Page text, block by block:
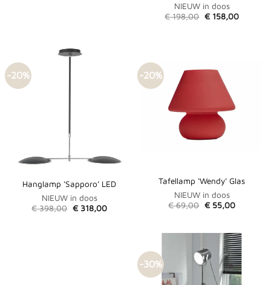
NIEUW in doos
€198,00 Oorspronkelijke
€158,00Huidige
-20%
Hanglamp ‘Sapporo’ LED
NIEUW in doos
€398,00 Oorspronkelijke
€318,00Huidige
-20%
Tafellamp ‘Wendy’ Glas
NIEUW in doos
€69,00 Oorspronkelijke
€55,00Huidige
-30%